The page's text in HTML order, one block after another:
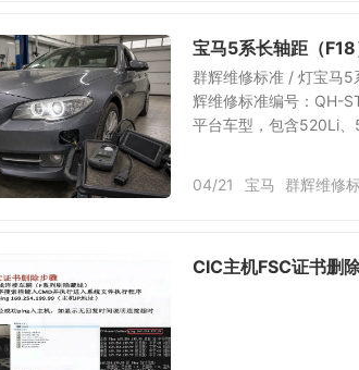
宝马5系长轴距（
群辉维修标准 / 灯宝马5
辉维修标准编号：QH-
平台车型，包含520Li
04/21 宝马 群辉维修
CIC主机FSC证书删